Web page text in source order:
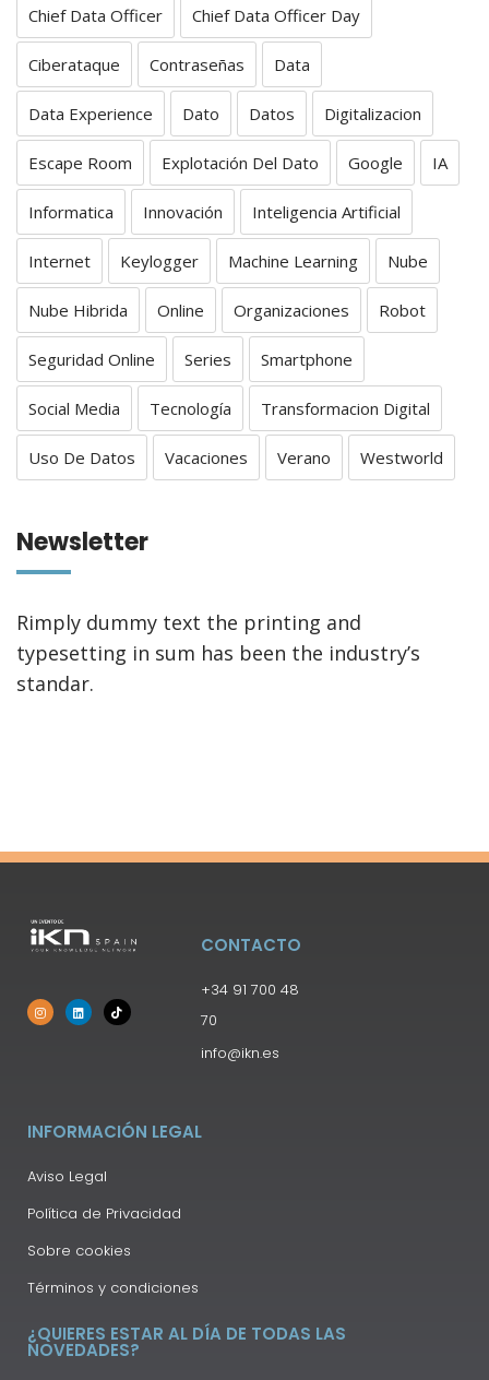
Chief Data Officer Chief Data Officer Day
Ciberataque Contraseñas Data
Data Experience Dato Datos Digitalizacion
Escape Room Explotación Del Dato Google IA
Informatica Innovación Inteligencia Artificial
Internet Keylogger Machine Learning Nube
Nube Hibrida Online Organizaciones Robot
Seguridad Online Series Smartphone
Social Media Tecnología Transformacion Digital
Uso De Datos Vacaciones Verano Westworld
Newsletter
Rimply dummy text the printing and
typesetting in sum has been the industry’s
standar.
CONTACTO
+34 91 700 48
70
info@ikn.es
INFORMACIÓN LEGAL
Aviso Legal
Política de Privacidad
Sobre cookies
Términos y condiciones
¿QUIERES ESTAR AL DÍA DE TODAS LAS
NOVEDADES?